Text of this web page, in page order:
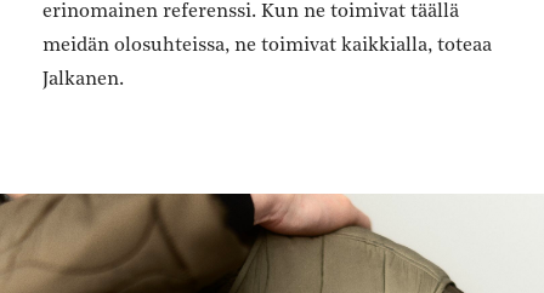
erinomainen referenssi. Kun ne toimivat täällä
meidän olosuhteissa, ne toimivat kaikkialla, toteaa
Jalkanen.